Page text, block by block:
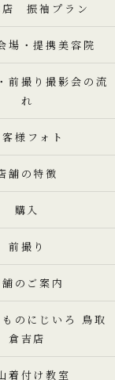
店 振袖プラン
場・提携美容院
前撮り撮影会の流
れ
様フォト
舗の特徴
購入
前撮り
のご案内
のにじいろ 鳥取
倉吉店
着付け教室